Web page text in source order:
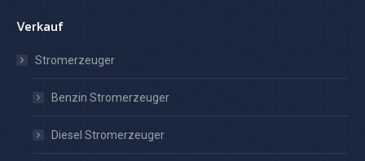
Verkauf
Stromerzeuger
Benzin Stromerzeuger
Diesel Stromerzeuger